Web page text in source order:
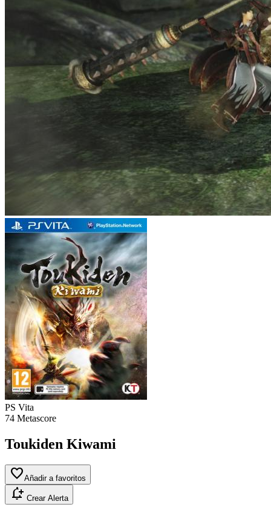
PS Vita
74 Metascore
Toukiden Kiwami
favoriteAñadir a favoritos
notification_add Crear Alerta